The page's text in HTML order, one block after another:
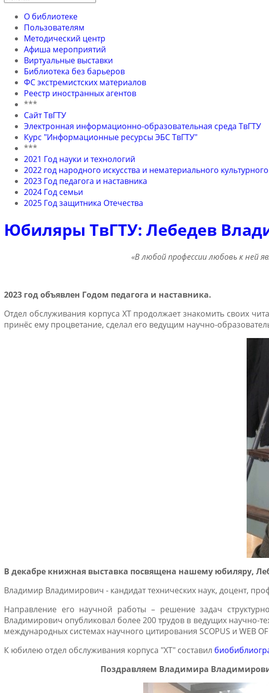
О библиотеке
Пользователям
Методический центр
Афиша мероприятий
Виртуальные выставки
Библиотека без барьеров
ФС экстремистских материалов
Реестр иностранных агентов
***
Сайт ТвГТУ
Электронная информационно-образовательная среда ТвГТУ
Курс "Информационные ресурсы ЭБС ТвГТУ"
***
2021 Год науки и технологий
2022 год народного искусства и нематериального
2023 Год педагога и наставника
2024 Год семьи
2025 Год защитника Отечества
Юбиляры ТвГТУ: Лебедев
«В любой профессии любовь к ней
2023 год объявлен Годом педагога и наставника.
Отдел обслуживания корпуса ХТ продолжает знакомить своих
принёс ему процветание, сделал его ведущим научно-
В декабре книжная выставка посвящена нашему юбиляру,
Владимир Владимирович - кандидат технических наук, доцент,
Направление его научной работы – решение задач
Владимирович опубликовал более 200 трудов в ведущих научно-
международных системах научного цитирования SCOPUS и WEB OF
К юбилею отдел обслуживания корпуса "ХТ" составил
Поздравляем Владимира